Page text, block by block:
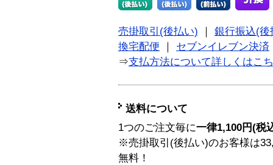
売掛取引(後払い)
銀行振込(後
換宅配便
セブンイレブン決済
⇒支払方法について詳しくはこ
送料について
1つのご注文毎に一律1,100円(税
※売掛取引(後払い)のお客様は
無料！